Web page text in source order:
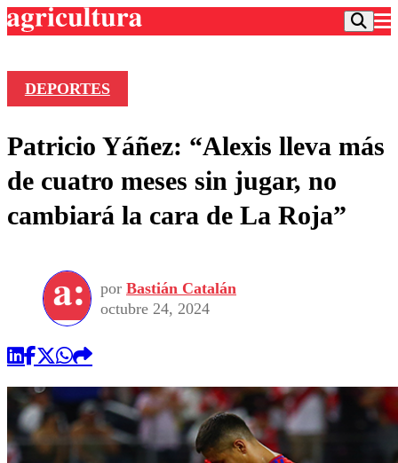
Frecuencias
Agricultura TV
Deportes
Colo Colo
Seleccion Chilena
Torneo Internacional
Universidad de Chile
Entretención
Economía
Internacional
Sustentabilidad
Publicaciones en medios
Opinión
DEPORTES
Patricio Yáñez: “Alexis lleva más
de cuatro meses sin jugar, no
cambiará la cara de La Roja”
por Bastián Catalán
octubre 24, 2024